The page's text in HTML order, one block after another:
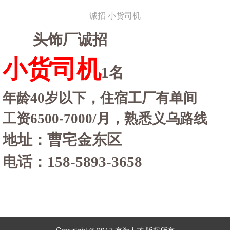
诚招 小货司机
头饰厂诚招
小货司机1名
年龄40岁以下，住宿工厂有单间
工资6500-7000/月，熟悉义乌路线
地址：曹宅金东区
电话： 158-5893-3658